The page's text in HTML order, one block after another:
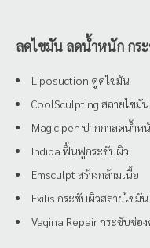
ลดไขมัน ลดน้ำหนัก กร
Liposuction ดูดไขมัน
CoolSculpting สลายไขมั
Magic pen ปากกาลดน้ำห
Indiba ฟื้นฟูกระชับผิว
Emsculpt สร้างกล้ามเนื้อ
Exilis กระชับผิวสลายไขมัน
Vagina Repair กระชับช่อ